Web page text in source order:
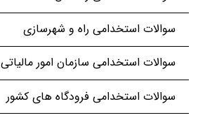
سوالات استخدامی راه و شهرسازی
سوالات استخدامی سازمان امور مالیاتی
سوالات استخدامی فرودگاه های کشور